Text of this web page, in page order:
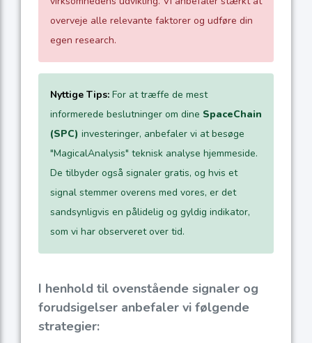
overveje alle relevante faktorer og udføre din
egen research.
Nyttige Tips: For at træffe de mest
informerede beslutninger om dine SpaceChain
(SPC) investeringer, anbefaler vi at besøge
"MagicalAnalysis" teknisk analyse hjemmeside.
De tilbyder også signaler gratis, og hvis et
signal stemmer overens med vores, er det
sandsynligvis en pålidelig og gyldig indikator,
som vi har observeret over tid.
I henhold til ovenstående signaler og
forudsigelser anbefaler vi følgende
strategier: